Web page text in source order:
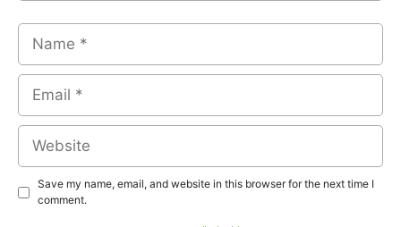
Name
Email
Website
Save my name, email, and website in this browser for the next time I
comment.